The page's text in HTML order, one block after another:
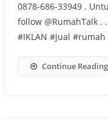
0878-686-33949 .
follow @RumahTalk . .
#IKLAN #jual
Continue Reading